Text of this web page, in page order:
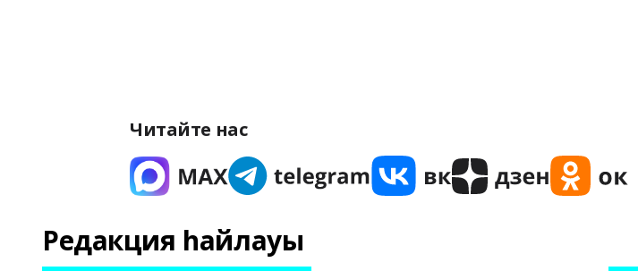
Читайте нас
Редакция һайлауы